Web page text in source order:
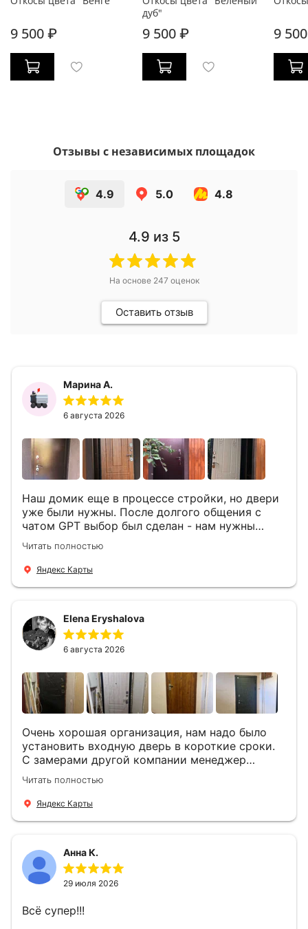
9 500 ₽
дуб"
9 500 ₽ 9
Отзывы с независимых площадок
4.9 5.0 4.8
4.9 из 5
На основе 247 оценок
Оставить отзыв
Марина А.
6 августа 2026
Наш домик еще в процессе стройки, но двери
уже были нужны. После долгого общения с
чатом GPT выбор был сделан - нам нужны
двери Аргус Термо Композит, которые нашлись
в компании ДвериОпт . Менеджер Филипп
ответил на все вопросы, посчитал стоимость и
установили две двери, ответили на все
вопросы . Выполненной работой мы довольны.
Огромная всем благодарность!
Читать полностью
Яндекс Карты
Elena Eryshalova
6 августа 2026
Очень хорошая организация, нам надо было
установить входную дверь в короткие сроки.
С замерами другой компании менеджер
компании Филлип, быстро предоставил нам
варианты дверей, монтаж тоже был очень
четкий, позвонили, согласовали и установили
Читать полностью
Яндекс Карты
Анна К.
29 июля 2026
Всё супер!!!